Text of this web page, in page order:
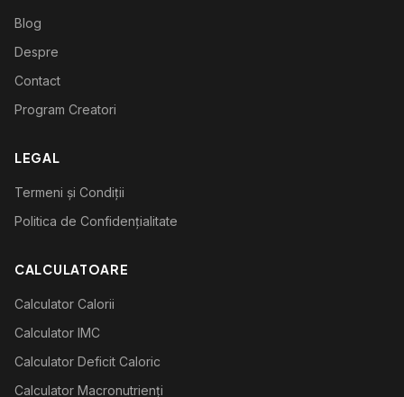
Blog
Despre
Contact
Program Creatori
LEGAL
Termeni și Condiții
Politica de Confidențialitate
CALCULATOARE
Calculator Calorii
Calculator IMC
Calculator Deficit Caloric
Calculator Macronutrienți